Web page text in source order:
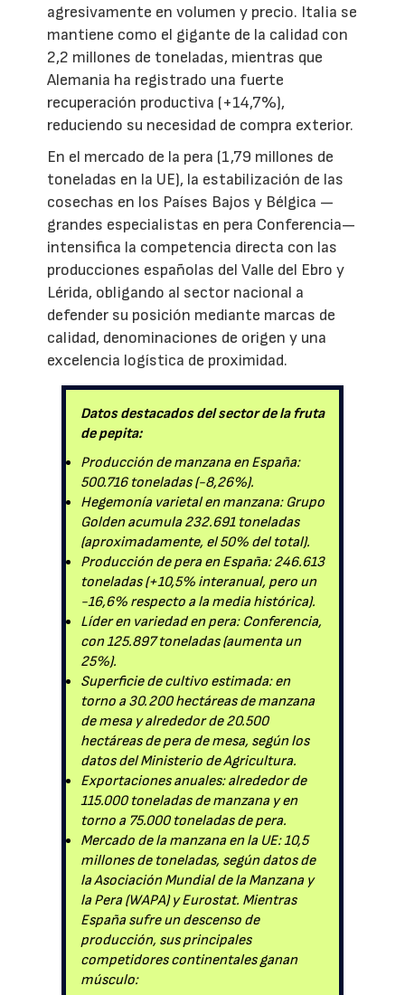
agresivamente en volumen y precio. Italia se
mantiene como el gigante de la calidad con
2,2 millones de toneladas, mientras que
Alemania ha registrado una fuerte
recuperación productiva (+14,7%),
reduciendo su necesidad de compra exterior.
En el mercado de la pera (1,79 millones de
toneladas en la UE), la estabilización de las
cosechas en los Países Bajos y Bélgica —
grandes especialistas en pera Conferencia—
intensifica la competencia directa con las
producciones españolas del Valle del Ebro y
Lérida, obligando al sector nacional a
defender su posición mediante marcas de
calidad, denominaciones de origen y una
excelencia logística de proximidad.
Datos destacados del sector de la fruta
de pepita:
Producción de manzana en España:
500.716 toneladas (-8,26%).
Hegemonía varietal en manzana: Grupo
Golden acumula 232.691 toneladas
(aproximadamente, el 50% del total).
Producción de pera en España: 246.613
toneladas (+10,5% interanual, pero un
-16,6% respecto a la media histórica).
Líder en variedad en pera: Conferencia,
con 125.897 toneladas (aumenta un
25%).
Superficie de cultivo estimada: en
torno a 30.200 hectáreas de manzana
de mesa y alrededor de 20.500
hectáreas de pera de mesa, según los
datos del Ministerio de Agricultura.
Exportaciones anuales: alrededor de
115.000 toneladas de manzana y en
torno a 75.000 toneladas de pera.
Mercado de la manzana en la UE: 10,5
millones de toneladas, según datos de
la Asociación Mundial de la Manzana y
la Pera (WAPA) y Eurostat. Mientras
España sufre un descenso de
producción, sus principales
competidores continentales ganan
músculo: